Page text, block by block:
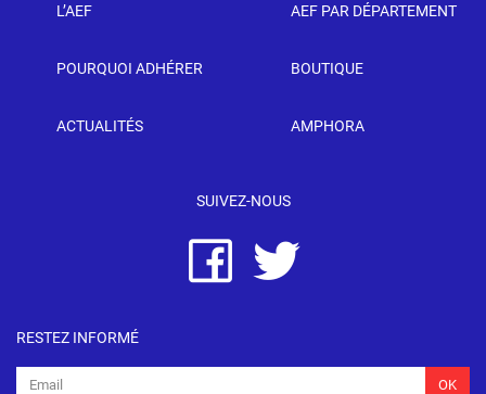
L’AEF
POURQUOI ADHÉRER
ACTUALITÉS
AEF PAR DÉPARTEMENT
BOUTIQUE
AMPHORA
SUIVEZ-NOUS
RESTEZ INFORMÉ
OK